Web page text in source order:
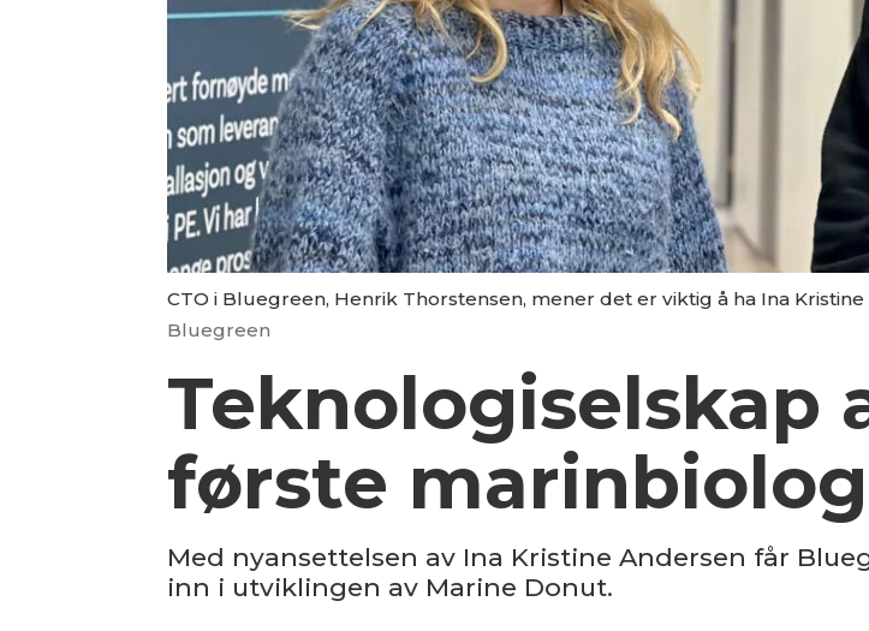
CTO i Bluegreen, Henrik Thorstensen, mener det er viktig å ha Ina
Bluegreen
Teknologiselskap
første marinbiolog
Med nyansettelsen av Ina Kristine Andersen får
inn i utviklingen av Marine Donut.